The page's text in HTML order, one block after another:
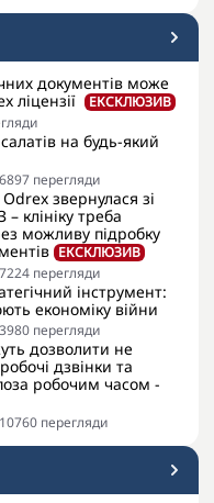
документів може
ліцензії
ЕКСКЛЮЗИВ
на будь-який
перегляди
звернулася зі
клініку треба
можливу підробку
ЕКСКЛЮЗИВ
перегляди
інструмент:
економіку війни
перегляди
дозволити не
дзвінки та
робочим часом -
перегляди